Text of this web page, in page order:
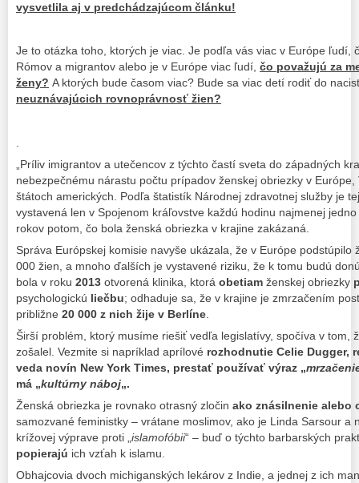
vysvetlila aj v predchádzajúcom článku!
Je to otázka toho, ktorých je viac. Je podľa vás viac v Európe ľudí,
Rómov a migrantov alebo je v Európe viac ľudí, čo považujú za
ženy? A ktorých bude časom viac? Bude sa viac detí rodiť do
neuznávajúcich rovnoprávnosť žien?
„Príliv imigrantov a utečencov z týchto častí sveta do západných
nebezpečnému nárastu počtu prípadov ženskej obriezky v Európe,
štátoch amerických. Podľa štatistík Národnej zdravotnej služby je
vystavená len v Spojenom kráľovstve každú hodinu najmenej
rokov potom, čo bola ženská obriezka v krajine zakázaná.
Správa Európskej komisie navyše ukázala, že v Európe podstúpilo
000 žien, a mnoho ďalších je vystavené riziku, že k tomu budú
bola v roku 2013 otvorená klinika, ktorá obetiam ženskej obriezky
psychologickú liečbu; odhaduje sa, že v krajine je zmrzačením
približne 20 000 z nich žije v Berlíne
Širší problém, ktorý musíme riešiť vedľa legislatívy, spočíva v tom,
zošalel. Vezmite si napríklad aprílové rozhodnutie Celie Dugger,
veda novín New York Times, prestať používať výraz „
má „kultúrny náboj„.
Ženská obriezka je rovnako otrasný zločin ako znásilnenie alebo
samozvané feministky – vrátane moslimov, ako je Linda Sarsour a
krížovej výprave proti „islamofóbii“ – buď o týchto barbarských
popierajú ich vzťah k islamu.
Obhajcovia dvoch michiganských lekárov z Indie, a jednej z ich